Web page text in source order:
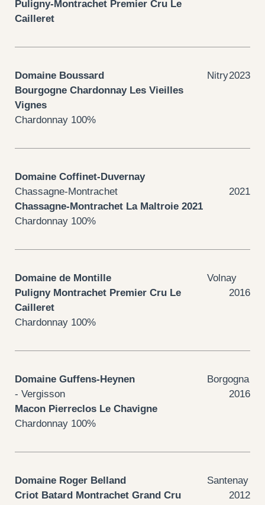
Puligny-Montrachet Premier Cru Le
Cailleret
Domaine Boussard Nitry2023
Bourgogne Chardonnay Les Vieilles
Vignes
Chardonnay 100%
Domaine Coffinet-Duvernay
Chassagne-Montrachet
2021
Chassagne-Montrachet La Maltroie 2021
Chardonnay 100%
Domaine de Montille
Volnay
2016
Puligny Montrachet Premier Cru Le
Cailleret
Chardonnay 100%
Domaine Guffens-Heynen
Borgogna
- Vergisson
2016
Macon Pierreclos Le Chavigne
Chardonnay 100%
Domaine Roger Belland
Santenay
2012
Criot Batard Montrachet Grand Cru